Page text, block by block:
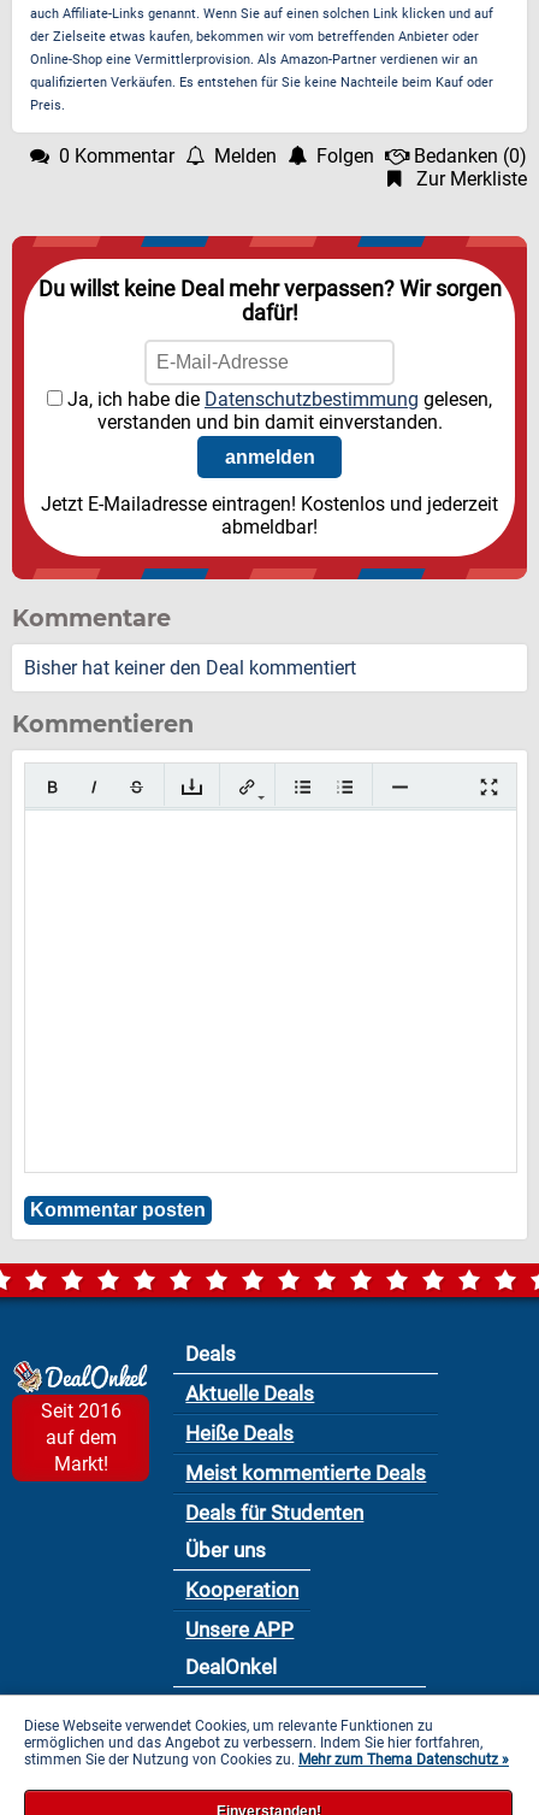
auch Affiliate-Links genannt. Wenn Sie auf einen solchen Link klicken und auf
der Zielseite etwas kaufen, bekommen wir vom betreffenden Anbieter oder
Online-Shop eine Vermittlerprovision. Als Amazon-Partner verdienen wir an
qualifizierten Verkäufen. Es entstehen für Sie keine Nachteile beim Kauf oder
Preis.
0 Kommentar Melden Folgen Bedanken (0)
Zur Merkliste
Du willst keine Deal mehr verpassen? Wir sorgen
dafür!
Ja, ich habe die Datenschutzbestimmung gelesen,
verstanden und bin damit einverstanden.
Jetzt E-Mailadresse eintragen! Kostenlos und jederzeit
abmeldbar!
Kommentare
Bisher hat keiner den Deal kommentiert
Kommentieren
Seit 2016
auf dem
Markt!
Deals
Aktuelle Deals
Heiße Deals
Meist kommentierte Deals
Deals für Studenten
Über uns
Kooperation
Unsere APP
DealOnkel
Datenschutzbestimmung
Impressum
Diese Webseite verwendet Cookies, um relevante Funktionen zu
ermöglichen und das Angebot zu verbessern. Indem Sie hier fortfahren,
stimmen Sie der Nutzung von Cookies zu. Mehr zum Thema Datenschutz »